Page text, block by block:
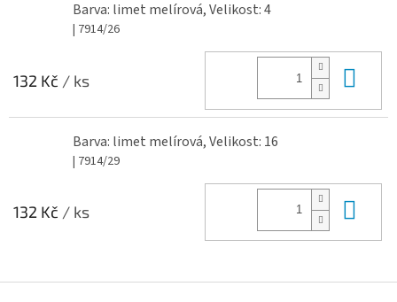
Barva: limet melírová, Velikost: 4
| 7914/26
132 Kč / ks
Barva: limet melírová, Velikost: 16
| 7914/29
132 Kč / ks